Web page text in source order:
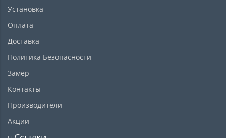
Установка
Оплата
Доставка
Политика Безопасности
Замер
Контакты
Производители
Акции